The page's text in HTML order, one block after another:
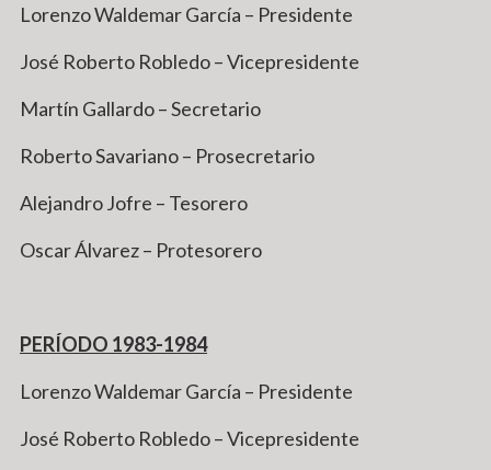
Lorenzo Waldemar García – Presidente
José Roberto Robledo – Vicepresidente
Martín Gallardo – Secretario
Roberto Savariano – Prosecretario
Alejandro Jofre – Tesorero
Oscar Álvarez – Protesorero
PERÍODO 1983-1984
Lorenzo Waldemar García – Presidente
José Roberto Robledo – Vicepresidente